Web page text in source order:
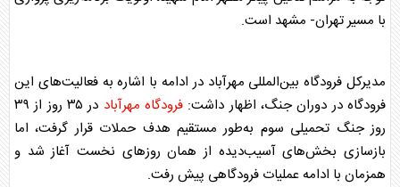
با مسیر تهران- مشهد است.
مدیرکل فرودگاه بین‌المللی مهرآباد در ادامه با اشاره به فعالیت‌های این
فرودگاه در دوران جنگ، اظهار داشت: فرودگاه مهرآباد
در ۳۵ روز از ۳۹
روز جنگ تحمیلی سوم به‌طور مستقیم هدف حملات قرار گرفت، اما
بازسازی بخش‌های آسیب‌دیده از همان روز‌های نخست آغاز شد و
همزمان با ادامه عملیات فرودگاهی پیش رفت.